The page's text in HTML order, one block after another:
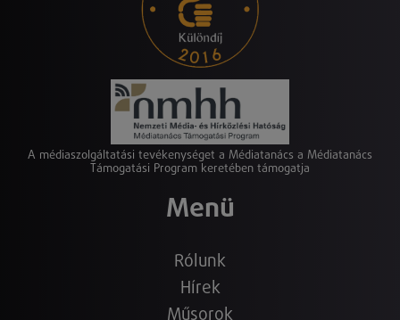
A médiaszolgáltatási tevékenységet a Médiatanács a Médiatanács
Támogatási Program keretében támogatja
Menü
Rólunk
Hírek
Műsorok